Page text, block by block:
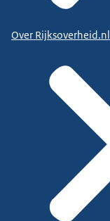
Over Rijksoverheid.nl